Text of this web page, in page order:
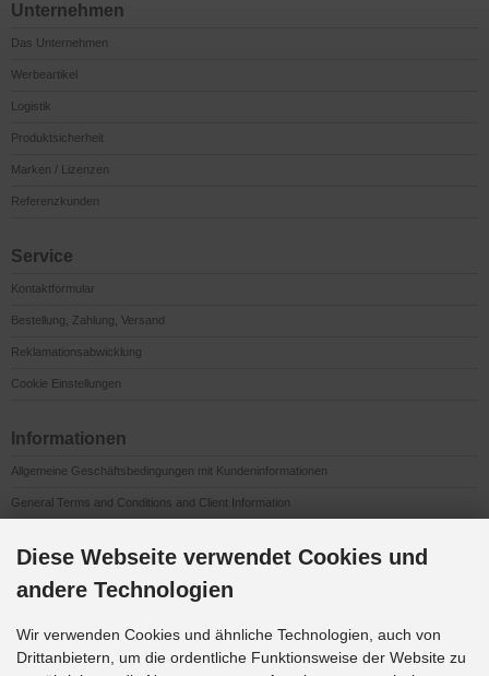
Unternehmen
Das Unternehmen
Werbeartikel
Logistik
Produktsicherheit
Marken / Lizenzen
Referenzkunden
Service
Kontaktformular
Bestellung, Zahlung, Versand
Reklamationsabwicklung
Cookie Einstellungen
Informationen
Allgemeine Geschäftsbedingungen mit Kundeninformationen
General Terms and Conditions and Client Information
Impressum
Datenschutzerklärung
Anfahrt
Diese Webseite verwendet Cookies und
andere Technologien
Wir verwenden Cookies und ähnliche Technologien, auch von
Drittanbietern, um die ordentliche Funktionsweise der Website zu